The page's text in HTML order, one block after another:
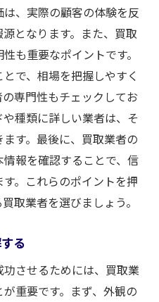
、実際の顧客の体験を反
となります。また、買取
も重要なポイントです。
で、相場を把握しやすく
専門性もチェックしてお
種類に詳しい業者は、そ
す。最後に、買取業者の
報を確認することで、信
。これらのポイントを押
取業者を選びましょう。
る
させるためには、買取業
重要です。まず、外観の